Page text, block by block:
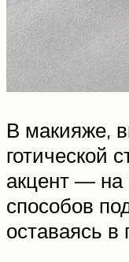
В макияже,
готической
акцент — на
способов
оставаясь в